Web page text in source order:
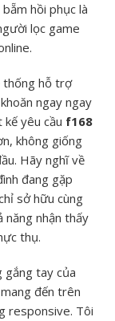
hồi phục là
lọc game
thống hỗ trợ
ngay ngay
yêu cầu f168
không giống
Hãy nghĩ về
đang gặp
sở hữu cùng
năng nhận thấy
thụ.
gắng tay của
đến trên
responsive. Tôi